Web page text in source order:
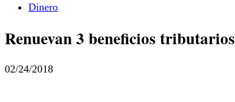
Dinero
Renuevan 3 beneficios tributarios
02/24/2018